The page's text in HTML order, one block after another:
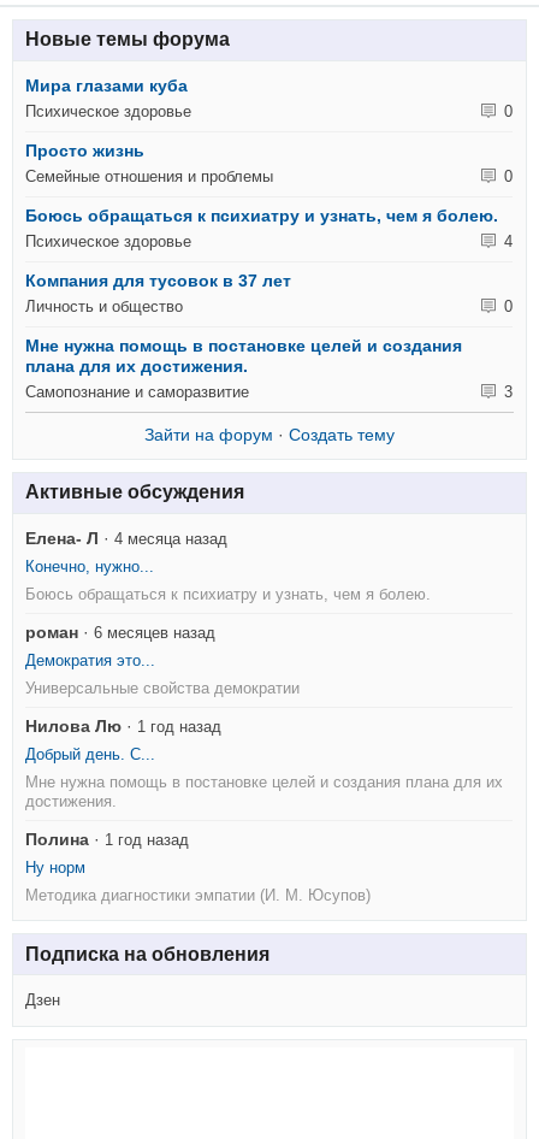
Новые темы форума
Мира глазами куба
Психическое здоровье 0
Просто жизнь
Семейные отношения и проблемы 0
Боюсь обращаться к психиатру и узнать, чем я болею.
Психическое здоровье 4
Компания для тусовок в 37 лет
Личность и общество 0
Мне нужна помощь в постановке целей и создания
плана для их достижения.
Самопознание и саморазвитие 3
Зайти на форум · Создать тему
Активные обсуждения
Елена- Л ·4 месяца назад
Конечно, нужно...
Боюсь обращаться к психиатру и узнать, чем я болею.
роман ·6 месяцев назад
Демократия это...
Универсальные свойства демократии
Нилова Лю · 1 год назад
Добрый день. С...
Мне нужна помощь в постановке целей и создания плана для их
достижения.
Полина · 1 год назад
Ну норм
Методика диагностики эмпатии (И. М. Юсупов)
Подписка на обновления
Дзен